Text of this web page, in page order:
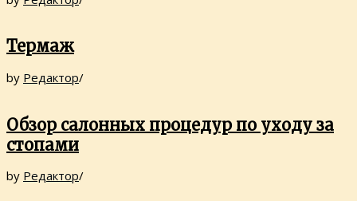
Термаж
by Редактор/
Обзор салонных процедур по уходу за
стопами
by Редактор/